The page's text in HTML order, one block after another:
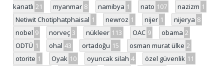
kanatlı 21 myanmar 8 namibya 1 nato 107 nazizm 1
Netiwit Chotiphatphaisal 1 newroz 1 nijer 1 nijerya 8
nobel 9 norveç 3 nükleer 113 OAC 9 obama 2
ODTÜ 1 ohal 43 ortadoğu 15 osman murat ülke 2
otorite 1 Oyak 10 oyuncak silah 4 özel güvenlik 11